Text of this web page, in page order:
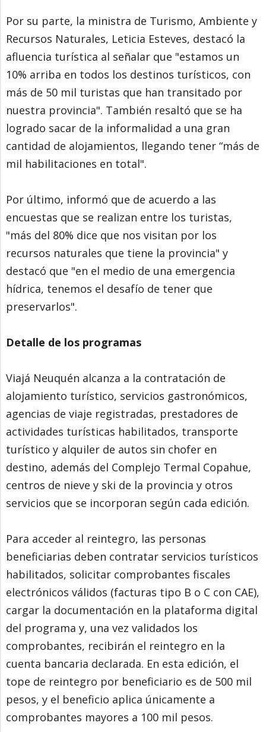
Por su parte, la ministra de Turismo, Ambiente y
Recursos Naturales, Leticia Esteves, destacó la
afluencia turística al señalar que "estamos un
10% arriba en todos los destinos turísticos, con
más de 50 mil turistas que han transitado por
nuestra provincia". También resaltó que se ha
logrado sacar de la informalidad a una gran
cantidad de alojamientos, llegando tener “más de
mil habilitaciones en total".
Por último, informó que de acuerdo a las
encuestas que se realizan entre los turistas,
"más del 80% dice que nos visitan por los
recursos naturales que tiene la provincia" y
destacó que "en el medio de una emergencia
hídrica, tenemos el desafío de tener que
preservarlos".
Detalle de los programas
Viajá Neuquén alcanza a la contratación de
alojamiento turístico, servicios gastronómicos,
agencias de viaje registradas, prestadores de
actividades turísticas habilitados, transporte
turístico y alquiler de autos sin chofer en
destino, además del Complejo Termal Copahue,
centros de nieve y ski de la provincia y otros
servicios que se incorporan según cada edición.
Para acceder al reintegro, las personas
beneficiarias deben contratar servicios turísticos
habilitados, solicitar comprobantes fiscales
electrónicos válidos (facturas tipo B o C con CAE),
cargar la documentación en la plataforma digital
del programa y, una vez validados los
comprobantes, recibirán el reintegro en la
cuenta bancaria declarada. En esta edición, el
tope de reintegro por beneficiario es de 500 mil
pesos, y el beneficio aplica únicamente a
comprobantes mayores a 100 mil pesos.